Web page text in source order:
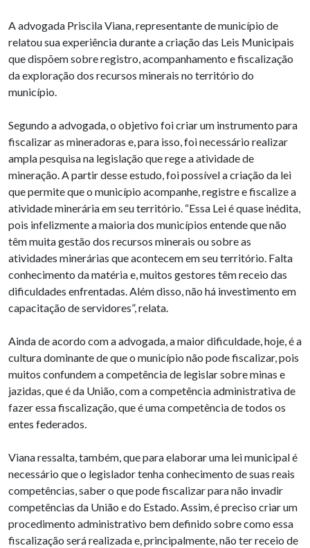
A advogada Priscila Viana, representante de município de
relatou sua experiência durante a criação das Leis Municipais
que dispõem sobre registro, acompanhamento e fiscalização
da exploração dos recursos minerais no território do
município.
Segundo a advogada, o objetivo foi criar um instrumento para
fiscalizar as mineradoras e, para isso, foi necessário realizar
ampla pesquisa na legislação que rege a atividade de
mineração. A partir desse estudo, foi possível a criação da lei
que permite que o município acompanhe, registre e fiscalize a
atividade minerária em seu território. “Essa Lei é quase inédita,
pois infelizmente a maioria dos municípios entende que não
têm muita gestão dos recursos minerais ou sobre as
atividades minerárias que acontecem em seu território. Falta
conhecimento da matéria e, muitos gestores têm receio das
dificuldades enfrentadas. Além disso, não há investimento em
capacitação de servidores”, relata.
Ainda de acordo com a advogada, a maior dificuldade, hoje, é a
cultura dominante de que o município não pode fiscalizar, pois
muitos confundem a competência de legislar sobre minas e
jazidas, que é da União, com a competência administrativa de
fazer essa fiscalização, que é uma competência de todos os
entes federados.
Viana ressalta, também, que para elaborar uma lei municipal é
necessário que o legislador tenha conhecimento de suas reais
competências, saber o que pode fiscalizar para não invadir
competências da União e do Estado. Assim, é preciso criar um
procedimento administrativo bem definido sobre como essa
fiscalização será realizada e, principalmente, não ter receio de